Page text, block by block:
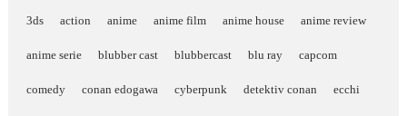
3ds action anime anime film anime house anime review
anime serie blubber cast blubbercast blu ray capcom
comedy conan edogawa cyberpunk detektiv conan ecchi